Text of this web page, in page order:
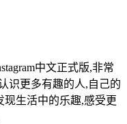
中文正式版,非常
识更多有趣的人,自己的
生活中的乐趣,感受更